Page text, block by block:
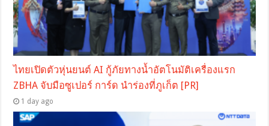
ไทยเปิดตัวหุ่นยนต์ AI กู้ภัยทางน้ำอัตโนมัติเครื่องแรก
ZBHA จับมือซูเปอร์ การ์ด นำร่องที่ภูเก็ต [PR]
1 day ago